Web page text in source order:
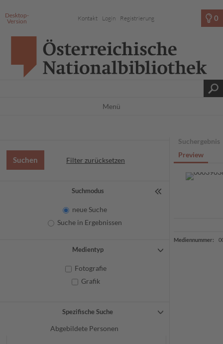
Desktop-
Version
Kontakt Login Registrierung 0
Menü
Filter zurücksetzen
Suchmodus
neue Suche
Suche in Ergebnissen
Medientyp
Fotografie
Grafik
Spezifische Suche
Abgebildete Personen
Suchergebnis
Preview
Mediennummer: